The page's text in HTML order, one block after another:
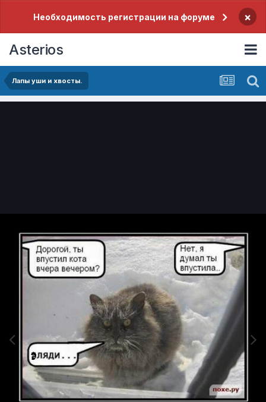
Необходимость регистрации на форуме ×
Asterios
Лапы уши и хвосты.